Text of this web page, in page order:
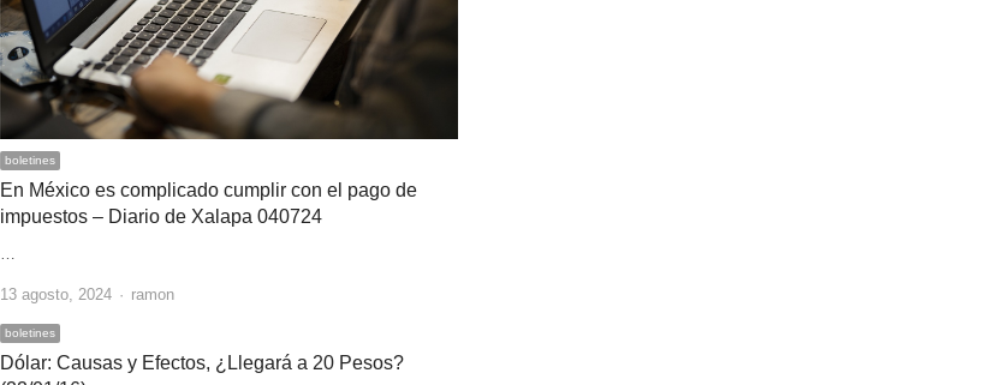
boletines
En México es complicado cumplir con el pago de
impuestos – Diario de Xalapa 040724
13 agosto, 2024 Author
ramon
boletines
Dólar: Causas y Efectos, ¿Llegará a 20 Pesos?